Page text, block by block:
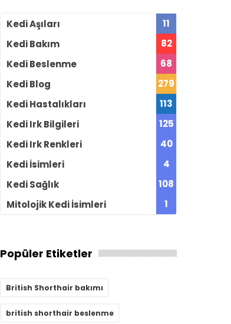
Kedi Aşıları
11
Kedi Bakım
82
Kedi Beslenme
68
Kedi Blog
279
Kedi Hastalıkları
113
Kedi Irk Bilgileri
125
Kedi Irk Renkleri
40
Kedi İsimleri
4
Kedi Sağlık
108
Mitolojik Kedi İsimleri
1
Popüler Etiketler
British Shorthair bakımı
british shorthair beslenme